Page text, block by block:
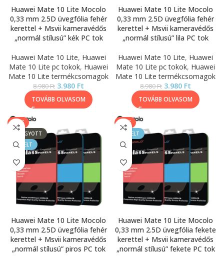
Huawei Mate 10 Lite Mocolo
0,33 mm 2.5D üvegfólia fehér
kerettel + Msvii kameravédős
„normál stílusú” kék PC tok
Huawei Mate 10 Lite, Huawei
Mate 10 Lite pc tokok, Huawei
Mate 10 Lite termékcsomagok
8.980Ft 3.980 Ft
TOVÁBB OLVASOM
Huawei Mate 10 Lite Mocolo
0,33 mm 2.5D üvegfólia fehér
kerettel + Msvii kameravédős
„normál stílusú” lila PC tok
Huawei Mate 10 Lite, Huawei
Mate 10 Lite pc tokok, Huawei
Mate 10 Lite termékcsomagok
8.980Ft 3.980 Ft
TOVÁBB OLVASOM
SALE
ELFOGYOTT
KIEMELT
Huawei Mate 10 Lite Mocolo
0,33 mm 2.5D üvegfólia fehér
kerettel + Msvii kameravédős
„normál stílusú” piros PC tok
SALE
KIEMELT
Huawei Mate 10 Lite Mocolo
0,33 mm 2.5D üvegfólia fekete
kerettel + Msvii kameravédős
„normál stílusú” fekete PC tok